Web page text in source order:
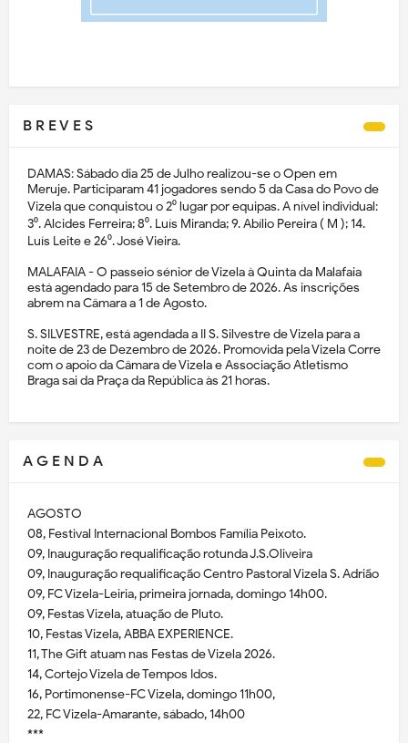
B R E V E S
DAMAS: Sábado dia 25 de Julho realizou-se o Open em
Meruje. Participaram 41 jogadores sendo 5 da Casa do Povo de
Vizela que conquistou o 2⁰ lugar por equipas. A nível individual:
3⁰. Alcides Ferreira; 8⁰. Luís Miranda; 9. Abílio Pereira ( M ); 14.
Luís Leite e 26⁰. José Vieira.
MALAFAIA - O passeio sénior de Vizela à Quinta da Malafaia
está agendado para 15 de Setembro de 2026. As inscrições
abrem na Câmara a 1 de Agosto.
S. SILVESTRE, está agendada a II S. Silvestre de Vizela para a
noite de 23 de Dezembro de 2026. Promovida pela Vizela Corre
com o apoio da Câmara de Vizela e Associação Atletismo
Braga sai da Praça da República às 21 horas.
A G E N D A
AGOSTO
08, Festival Internacional Bombos Família Peixoto.
09, Inauguração requalificação rotunda J.S.Oliveira
09, Inauguração requalificação Centro Pastoral Vizela S. Adrião
09, FC Vizela-Leiria, primeira jornada, domingo 14h00.
09, Festas Vizela, atuação de Pluto.
10, Festas Vizela, ABBA EXPERIENCE.
11, The Gift atuam nas Festas de Vizela 2026.
14, Cortejo Vizela de Tempos Idos.
16, Portimonense-FC Vizela, domingo 11h00,
22, FC Vizela-Amarante, sábado, 14h00
***